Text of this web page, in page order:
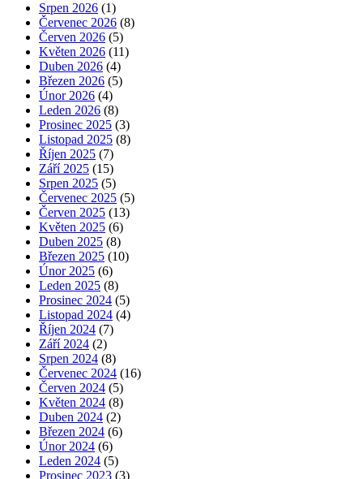
Srpen 2026 (1)
Červenec 2026 (8)
Červen 2026 (5)
Květen 2026 (11)
Duben 2026 (4)
Březen 2026 (5)
Únor 2026 (4)
Leden 2026 (8)
Prosinec 2025 (3)
Listopad 2025 (8)
Říjen 2025 (7)
Září 2025 (15)
Srpen 2025 (5)
Červenec 2025 (5)
Červen 2025 (13)
Květen 2025 (6)
Duben 2025 (8)
Březen 2025 (10)
Únor 2025 (6)
Leden 2025 (8)
Prosinec 2024 (5)
Listopad 2024 (4)
Říjen 2024 (7)
Září 2024 (2)
Srpen 2024 (8)
Červenec 2024 (16)
Červen 2024 (5)
Květen 2024 (8)
Duben 2024 (2)
Březen 2024 (6)
Únor 2024 (6)
Leden 2024 (5)
Prosinec 2023 (3)